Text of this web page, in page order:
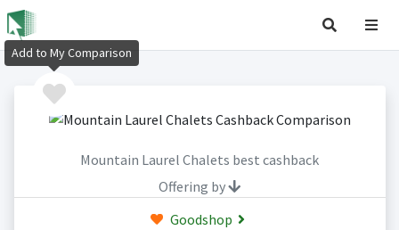
Mountain Laurel Chalets best cashback
Offering by
Goodshop
Add to My Comparison